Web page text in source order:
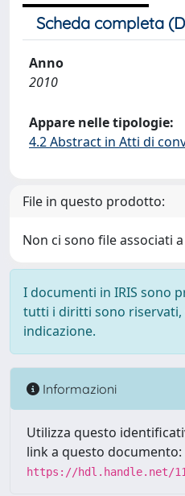
Scheda completa
Anno
2010
Appare nelle tipologie:
4.2 Abstract in Atti di
File in questo prodotto:
Non ci sono file associati
I documenti in IRIS sono
tutti i diritti sono riservati,
indicazione.
Informazioni
Utilizza questo
link a questo documento:
https://hdl.handle.net/